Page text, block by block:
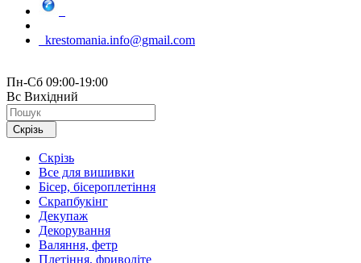
krestomania.info@gmail.com
Пн-Сб 09:00-19:00
Вс Вихідний
Скрізь
Скрізь
Все для вишивки
Бісер, бісероплетіння
Скрапбукінг
Декупаж
Декорування
Валяння, фетр
Плетіння, фриволіте